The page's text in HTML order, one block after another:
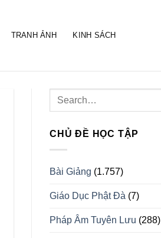
TRANH ẢNH KINH SÁCH
CHỦ ĐỀ HỌC TẬP
Bài Giảng (1.757)
Giáo Dục Phật Đà (7)
Pháp Âm Tuyên Lưu (288)